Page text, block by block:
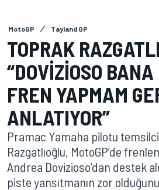
MotoGP Tayland GP
TOPRAK
“DOVIZIOSO
FREN YAPMAM
ANLATIYOR”
Pramac Yamaha pilotu
Razgatlıoğlu, MotoGP’de
Andrea Dovizioso’dan destek
piste yansıtmanın zor